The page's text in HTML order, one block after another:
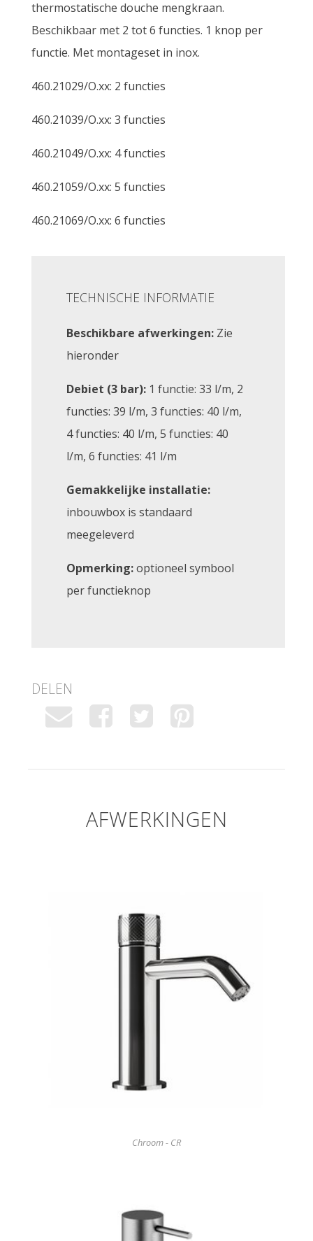
thermostatische douche mengkraan.
Beschikbaar met 2 tot 6 functies. 1 knop per
functie. Met montageset in inox.
460.21029/O.xx: 2 functies
460.21039/O.xx: 3 functies
460.21049/O.xx: 4 functies
460.21059/O.xx: 5 functies
460.21069/O.xx: 6 functies
TECHNISCHE INFORMATIE
Beschikbare afwerkingen: Zie
hieronder
Debiet (3 bar): 1 functie: 33 l/m, 2
functies: 39 l/m, 3 functies: 40 l/m,
4 functies: 40 l/m, 5 functies: 40
l/m, 6 functies: 41 l/m
Gemakkelijke installatie:
inbouwbox is standaard
meegeleverd
Opmerking:optioneel symbool
per functieknop
DELEN
AFWERKINGEN
Chroom - CR